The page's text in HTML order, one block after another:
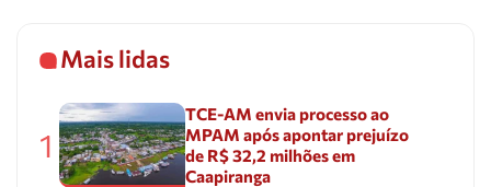
Mais lidas
1
TCE-AM envia processo ao
MPAM após apontar prejuízo
de R$ 32,2 milhões em
Caapiranga